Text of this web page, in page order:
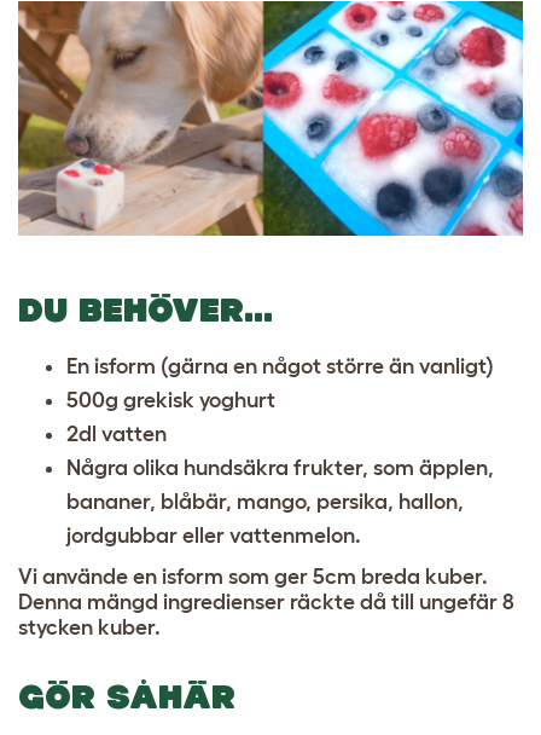
DU BEHÖVER…
En isform (gärna en något större än vanligt)
500g grekisk yoghurt
2dl vatten
Några olika hundsäkra frukter, som äpplen,
bananer, blåbär, mango, persika, hallon,
jordgubbar eller vattenmelon.
Vi använde en isform som ger 5cm breda kuber.
Denna mängd ingredienser räckte då till ungefär 8
stycken kuber.
GÖR SÅHÄR